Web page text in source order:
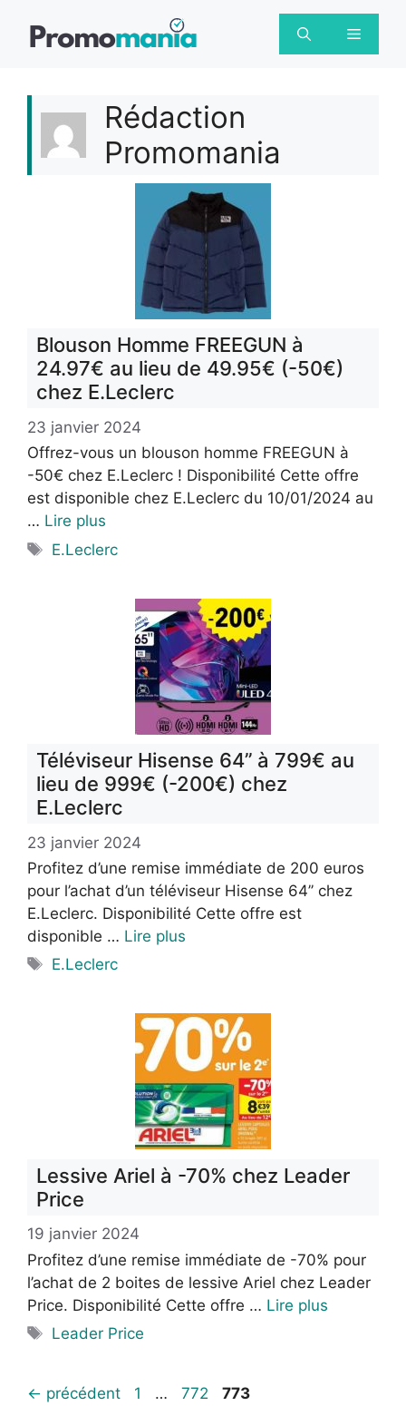
Menu
Rédaction
Promomania
Blouson Homme FREEGUN à
24.97€ au lieu de 49.95€ (-50€)
chez E.Leclerc
23 janvier 2024
Offrez-vous un blouson homme FREEGUN à
-50€ chez E.Leclerc ! Disponibilité Cette offre
est disponible chez E.Leclerc du 10/01/2024 au
… Lire plus
Étiquettes
E.Leclerc
Téléviseur Hisense 64’’ à 799€ au
lieu de 999€ (-200€) chez
E.Leclerc
23 janvier 2024
Profitez d’une remise immédiate de 200 euros
pour l’achat d’un téléviseur Hisense 64’’ chez
E.Leclerc. Disponibilité Cette offre est
disponible … Lire plus
Étiquettes
E.Leclerc
Lessive Ariel à -70% chez Leader
Price
19 janvier 2024
Profitez d’une remise immédiate de -70% pour
l’achat de 2 boites de lessive Ariel chez Leader
Price. Disponibilité Cette offre … Lire plus
Étiquettes
Leader Price
← précédent Page
1 … Page
772 Page
773